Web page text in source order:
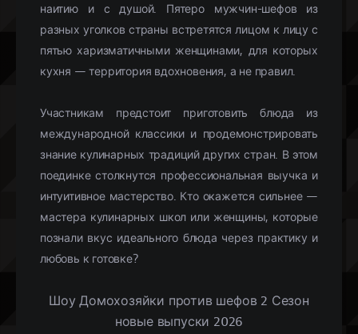
наитию и с душой. Пятеро мужчин-шефов из
разных уголков страны встретятся лицом к лицу с
пятью харизматичными женщинами, для которых
кухня — территория вдохновения, а не правил.
Участникам предстоит приготовить блюда из
международной классики и продемонстрировать
знание кулинарных традиций других стран. В этом
поединке столкнутся профессиональная выучка и
интуитивное мастерство. Кто окажется сильнее —
мастера кулинарных школ или женщины, которые
познали вкус идеального блюда через практику и
любовь к готовке?
Шоу Домохозяйки против шефов 2 Сезон
новые выпуски 2026